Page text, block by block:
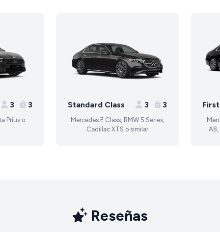
3 3
Prius o
Standard Class 3 3
Mercedes E Class, BMW 5 Series,
Cadillac XTS o similar
A8,
Reseñas